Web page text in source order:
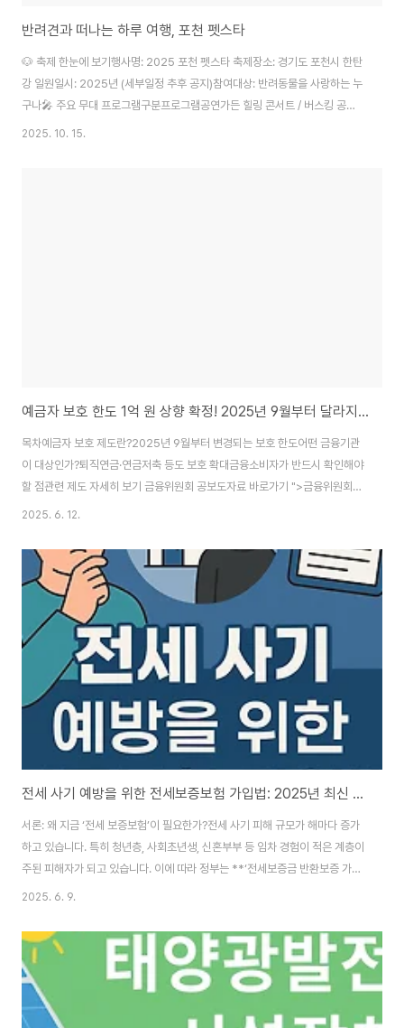
반려견과 떠나는 하루 여행, 포천 펫스타
🐶 축제 한눈에 보기행사명: 2025 포천 펫스타 축제장소: 경기도 포천시 한탄
강 일원일시: 2025년 (세부일정 추후 공지)참여대상: 반려동물을 사랑하는 누
구나🎤 주요 무대 프로그램구분프로그램공연가든 힐링 콘서트 / 버스킹 공연 /
반려견 특별공연토크내 강아지 토크콘서트이벤트펫스타 런웨이 / 펫티켓 골든
2025. 10. 15.
예금자 보호 한도 1억 원 상향 확정! 2025년 9월부터 달라지는 금융제도 총정리
목차예금자 보호 제도란?2025년 9월부터 변경되는 보호 한도어떤 금융기관
이 대상인가?퇴직연금·연금저축 등도 보호 확대금융소비자가 반드시 확인해야
할 점관련 제도 자세히 보기 금융위원회 공보도자료 바로가기 ">금융위원회
공보도자료 바로가기 예금자 보호 제도란? 예금자 보호 제도는 금융회사의 부
치입니다. 현행 제도에서는 원금과 소정의 이자를 포함해 1인당 금융회사별로
5,000만 원까지 보호하고 있습니다. 2025년 9월부터 변경되는 예금자 보호
한도 ">금융위원회는 2025년 5월 15일 발표를 통해 예금 보호 한도를 기존
5,000만 원에서 1억 원으로 상향한다고 밝혔습니다. 시행일은 2025년 9월
1일입니다.이로써..
2025. 6. 12.
전세 사기 예방을 위한 전세보증보험 가입법: 2025년 최신 가이드
서론: 왜 지금 ‘전세 보증보험’이 필요한가?전세 사기 피해 규모가 해마다 증가
하고 있습니다. 특히 청년층, 사회초년생, 신혼부부 등 임차 경험이 적은 계층이
주된 피해자가 되고 있습니다. 이에 따라 정부는 **‘전세보증금 반환보증 가입
률 확대’**를 정책 기조로 삼고, 다양한 제도적 장치를 마련하고 있습니
한의 안전장치입니다. 이 글에서는 보증보험의 개념, 가입 조건, 신청 절차, 주
의사항, 그리고 사례별 대응전략까지 상세히 설명합니다. 전세 보증보험이란?
‘전세보증금 반환보증보험’이란, 임차인이 계약 종료 후 전세보증금을 돌려받
지 못할 경우 보증기관이 대신 보증금을 반환해주는 제도입니다.보험 제공기
관:HUG(주..
2025. 6. 9.